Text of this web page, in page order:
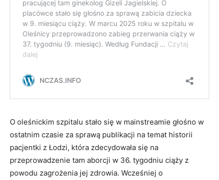
O oleśnickim szpitalu stało się w mainstreamie głośno w
ostatnim czasie za sprawą publikacji na temat historii
pacjentki z Łodzi, która zdecydowała się na
przeprowadzenie tam aborcji w 36. tygodniu ciąży z
powodu zagrożenia jej zdrowia. Wcześniej o